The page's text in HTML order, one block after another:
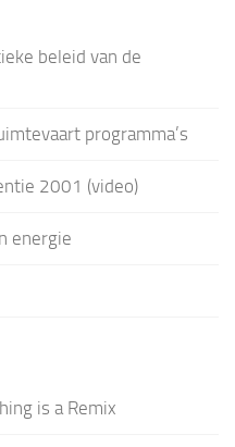
beleid van de
programma’s
2001 (video)
energie
is a Remix